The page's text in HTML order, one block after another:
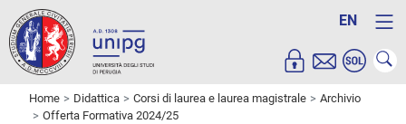
EN
Home Didattica Corsi di laurea e laurea magistrale
Archivio
Offerta Formativa 2024/25